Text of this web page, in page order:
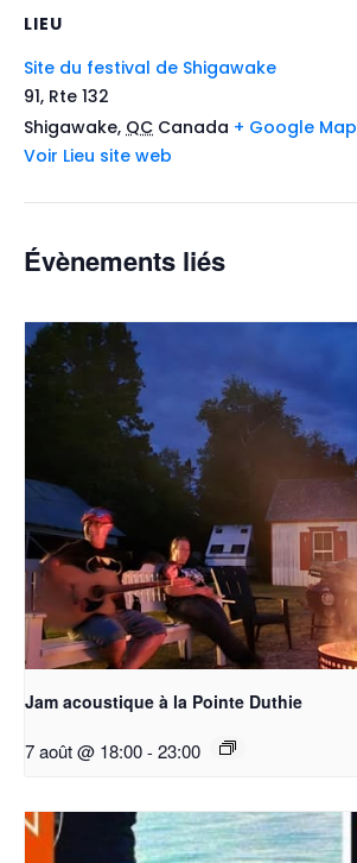
LIEU
Site du festival de Shigawake
91, Rte 132
Shigawake, QC Canada + Google Map
Voir Lieu site web
Évènements liés
Jam acoustique à la Pointe Duthie
7 août @ 18:00- 23:00